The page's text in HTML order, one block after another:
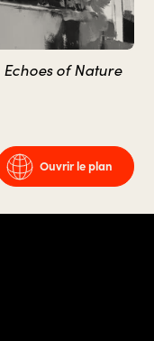
Echoes of Nature
Ouvrir le plan